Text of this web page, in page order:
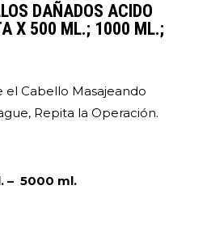
DAÑADOS ACIDO
X 500 ML.; 1000 ML.;
el Cabello Masajeando
Repita la Operación.
– 5000 ml.